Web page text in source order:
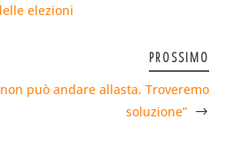
elezioni
PROSSIMO
può andare allasta. Troveremo
soluzione”